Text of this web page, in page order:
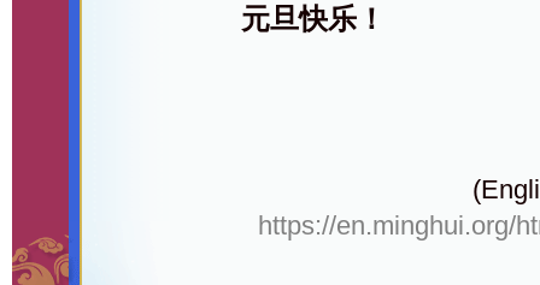
元旦快乐！
https://en.minghui.org/